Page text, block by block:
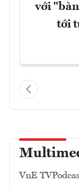
với
tới
VnE TV